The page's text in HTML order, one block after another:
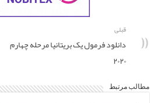
قبلی
دانلود فرمول یک بریتانیا مرحله چهارم
۲۰۲۰
مطالب مرتبط